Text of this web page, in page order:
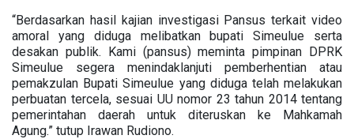
“Berdasarkan hasil kajian investigasi Pansus terkait video
amoral yang diduga melibatkan bupati Simeulue serta
desakan publik. Kami (pansus) meminta pimpinan DPRK
Simeulue segera menindaklanjuti pemberhentian atau
pemakzulan Bupati Simeulue yang diduga telah melakukan
perbuatan tercela, sesuai UU nomor 23 tahun 2014 tentang
pemerintahan daerah untuk diteruskan ke Mahkamah
Agung.” tutup Irawan Rudiono.